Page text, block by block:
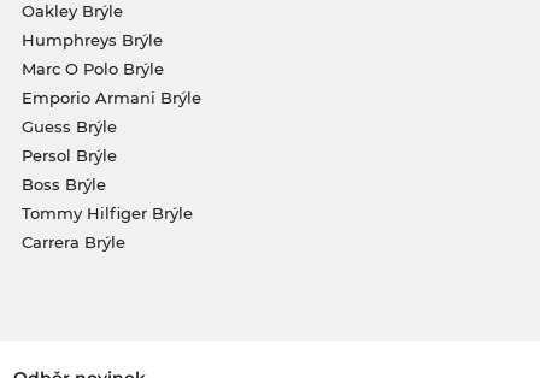
Oakley Brýle
Humphreys Brýle
Marc O Polo Brýle
Emporio Armani Brýle
Guess Brýle
Persol Brýle
Boss Brýle
Tommy Hilfiger Brýle
Carrera Brýle